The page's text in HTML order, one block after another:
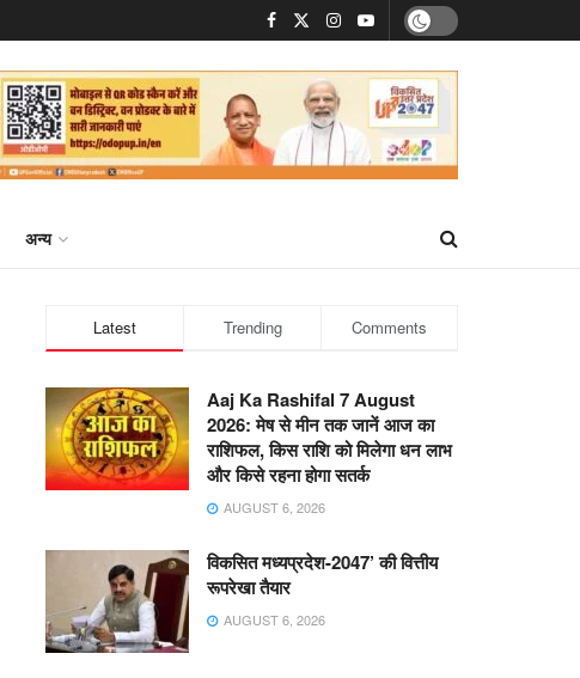
अन्य
Latest Trending Comments
Aaj Ka Rashifal 7 August
2026: मेष से मीन तक जानें आज का
राशिफल, किस राशि को मिलेगा धन लाभ
और किसे रहना होगा सतर्क
AUGUST 6, 2026
विकसित मध्यप्रदेश-2047’ की वित्तीय
रूपरेखा तैयार
AUGUST 6, 2026